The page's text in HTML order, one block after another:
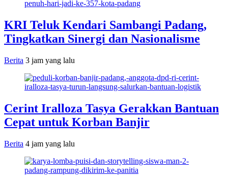
KRI Teluk Kendari Sambangi Padang,
Tingkatkan Sinergi dan Nasionalisme
Berita 3 jam yang lalu
Cerint Iralloza Tasya Gerakkan Bantuan
Cepat untuk Korban Banjir
Berita 4 jam yang lalu